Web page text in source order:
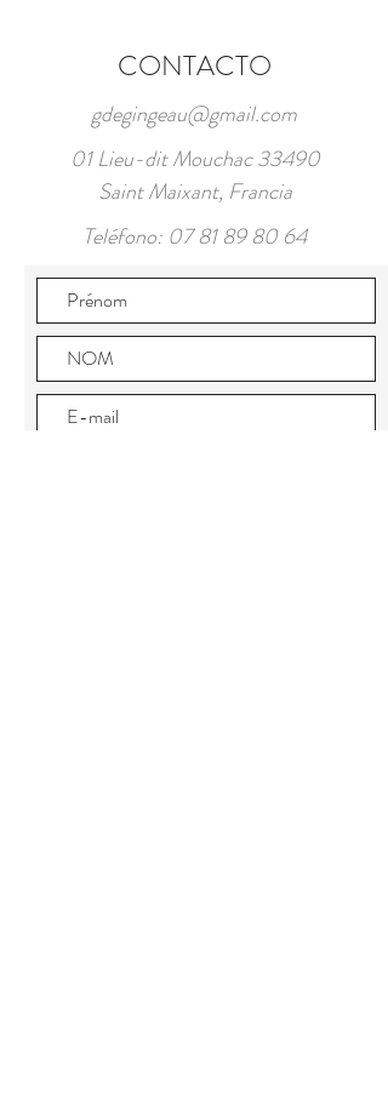
CONTACTO
gdegingeau@gmail.com
01 Lieu-dit Mouchac 33490
Saint Maixant, Francia
Teléfono: 07 81 89 80 64